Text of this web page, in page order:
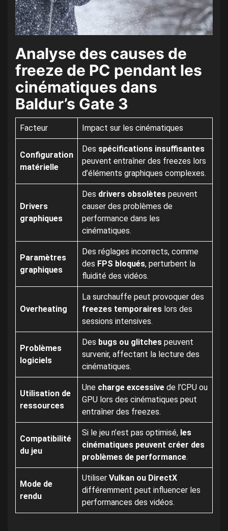
Analyse des causes de
freeze de PC pendant les
cinématiques dans
Baldur’s Gate 3
Facteur Impact sur les cinématiques
Configuration
matérielle
Des spécifications insuffisantes
peuvent entraîner des freezes lors
d’éléments graphiques complexes.
Drivers
graphiques
Des drivers obsolètes peuvent
causer des problèmes de
performance dans les
cinématiques.
Paramètres
graphiques
Des réglages incorrects, comme
des FPS bloqués, perturbent la
fluidité des vidéos.
Overheating
La surchauffe peut provoquer des
freezes temporaires lors des
sessions intensives.
Problèmes
logiciels
Des bugs ou glitches peuvent
survenir, affectant la lecture des
cinématiques.
Utilisation de
ressources
Une charge excessive de l’CPU ou
GPU lors des cinématiques peut
entraîner des freezes.
Compatibilité
du jeu
Si le jeu n’est pas optimisé, les
cinématiques peuvent créer des
problèmes de performance.
Mode de
rendu
Utiliser Vulkan ou DirectX
différemment peut influencer les
performances des vidéos.